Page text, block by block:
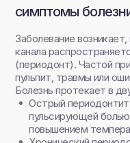
симптомы
Заболевание
канала
(периодонт). Частой
пульпит, травмы или
Болезнь протекает в
Острый
пульсирующей
повышением